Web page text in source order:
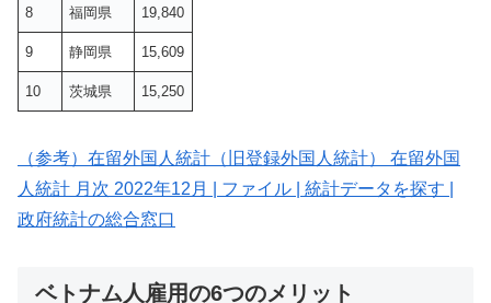
8 福岡県 19,840
9 静岡県 15,609
10 茨城県 15,250
（参考）在留外国人統計（旧登録外国人統計） 在留外国
人統計 月次 2022年12月 | ファイル | 統計データを探す |
政府統計の総合窓口
ベトナム人雇用の6つのメリット